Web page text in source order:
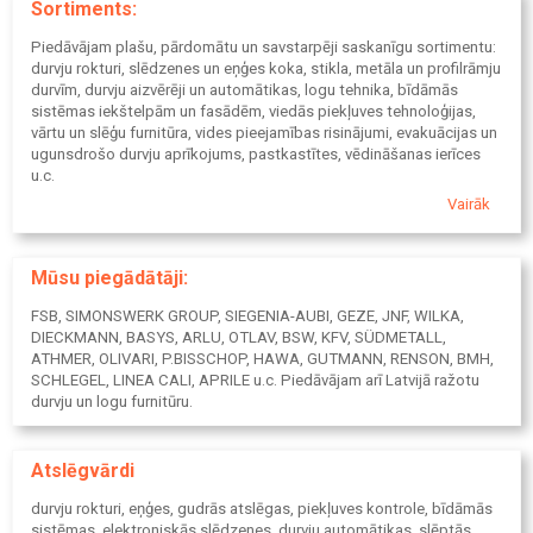
aplūkojamiem produktu katalogiem un ērtu pasūtīšanas iespēju.
privātiem klientiem, apvienojot pieredzi, kvalitāti un ērtu servisu
vienuviet.
Sortiments:
Piedāvājam plašu, pārdomātu un savstarpēji saskanīgu sortimentu:
durvju rokturi, slēdzenes un eņģes koka, stikla, metāla un profilrāmju
durvīm, durvju aizvērēji un automātikas, logu tehnika, bīdāmās
sistēmas iekštelpām un fasādēm, viedās piekļuves tehnoloģijas,
vārtu un slēģu furnitūra, vides pieejamības risinājumi, evakuācijas un
ugunsdrošo durvju aprīkojums, pastkastītes, vēdināšanas ierīces
u.c.
Mūsu piegādātāji ir Vācijas, Itālijas, Portugāles u.c. Eiropas valstu
ir atzīta visā nozarē. Galvenie kritēriji sortimenta izvēlē: ES un DIN
piegāde, serviss un garantijas, sortimenta dziļums, inovatīvi
arhitektoniskais koncepts: dizains, drošība, energoefektivitāte,
komforts, ilgtspējīgums.
Vairāk
Mūsu piegādātāji:
FSB, SIMONSWERK GROUP, SIEGENIA-AUBI, GEZE, JNF, WILKA,
DIECKMANN, BASYS, ARLU, OTLAV, BSW, KFV, SÜDMETALL,
ATHMER, OLIVARI, P.BISSCHOP, HAWA, GUTMANN, RENSON, BMH,
SCHLEGEL, LINEA CALI, APRILE u.c. Piedāvājam arī Latvijā ražotu
durvju un logu furnitūru.
Atslēgvārdi
durvju rokturi, eņģes, gudrās atslēgas, piekļuves kontrole, bīdāmās